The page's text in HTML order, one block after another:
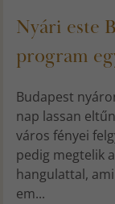
Nyári este
program
Budapest
nap lassan
város fényei
pedig megtelik
hangulattal,
em...